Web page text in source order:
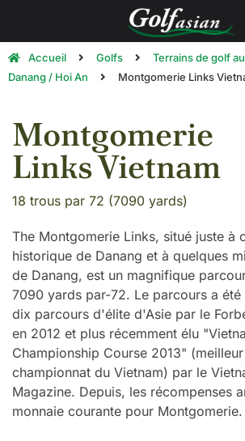
Accueil Golfs
Terrains de golf
Danang / Hoi An
Montgomerie Links
Montgomerie
Links Vietnam
18 trous par 72 (7090 yards)
The Montgomerie Links, situé juste à
historique de Danang et à quelques
de Danang, est un magnifique
7090 yards par-72. Le parcours a été
dix parcours d'élite d'Asie par le
en 2012 et plus récemment élu
Championship Course 2013"
championnat du Vietnam) par le
Magazine. Depuis, les récompenses
monnaie courante pour Montgomerie.